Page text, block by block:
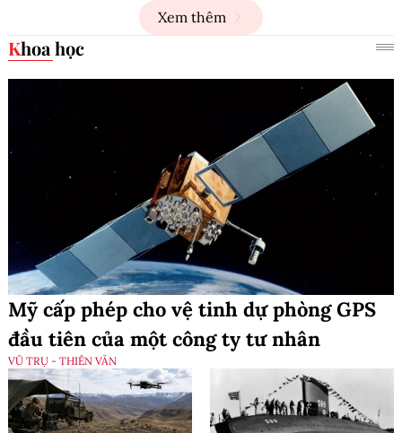
Xem thêm
Khoa học
Mỹ cấp phép cho vệ tinh dự phòng GPS
đầu tiên của một công ty tư nhân
VŨ TRỤ - THIÊN VĂN